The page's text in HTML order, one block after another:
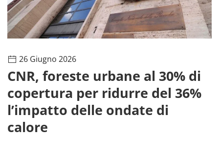
26 Giugno 2026
CNR, foreste urbane al 30% di
copertura per ridurre del 36%
l’impatto delle ondate di
calore